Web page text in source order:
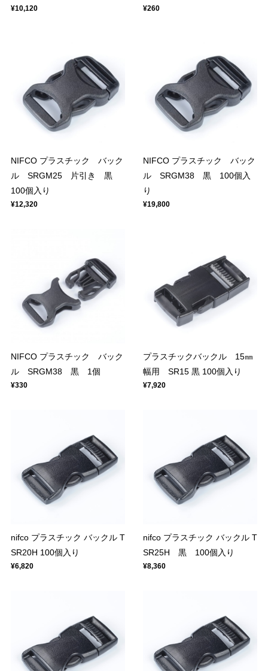
¥10,120 ¥260
NIFCO プラスチック バック
ル SRGM25 片引き 黒
100個入り
¥12,320
NIFCO プラスチック バック
ル SRGM38 黒 100個入
り
¥19,800
NIFCO プラスチック バック
ル SRGM38 黒 1個
¥330
プラスチックバックル 15㎜
幅用 SR15 黒 100個入り
¥7,920
nifco プラスチック バックル T
SR20H 100個入り
¥6,820
nifco プラスチック バックル T
SR25H 黒 100個入り
¥8,360